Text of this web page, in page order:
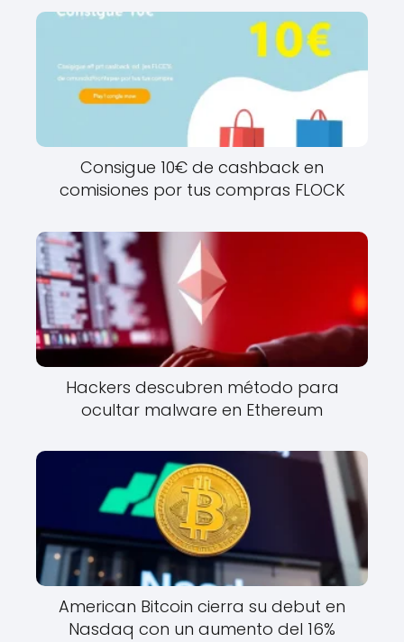
Consigue 10€ de cashback en
comisiones por tus compras FLOCK
Hackers descubren método para
ocultar malware en Ethereum
American Bitcoin cierra su debut en
Nasdaq con un aumento del 16%